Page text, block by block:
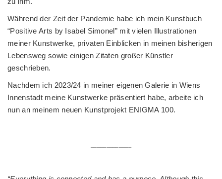
Während der Zeit der Pandemie habe ich mein Kunstbuch
“Positive Arts by Isabel Simonel” mit vielen Illustrationen
meiner Kunstwerke, privaten Einblicken in meinen bisherigen
Lebensweg sowie einigen Zitaten großer Künstler
geschrieben.
Nachdem ich 2023/24 in meiner eigenen Galerie in Wiens
Innenstadt meine Kunstwerke präsentiert habe, arbeite ich
nun an meinem neuen Kunstprojekt ENIGMA 100.